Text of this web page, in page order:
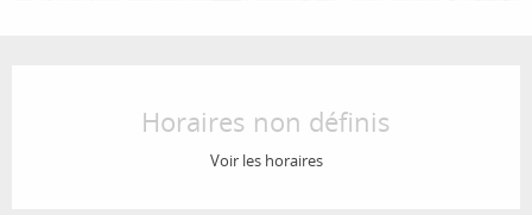
Horaires non définis
Voir les horaires